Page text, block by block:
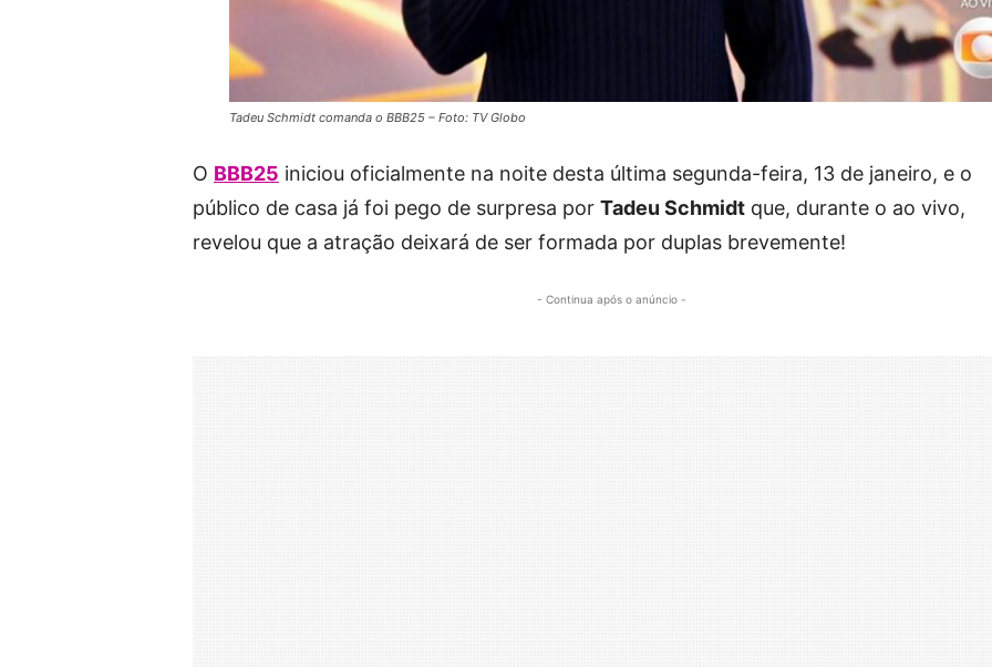
Tadeu Schmidt comanda o BBB25 – Foto: TV Globo
O BBB25 iniciou oficialmente na noite desta última segunda-feira, 13 de janeiro, e o
público de casa já foi pego de surpresa por Tadeu Schmidt que, durante o ao vivo,
revelou que a atração deixará de ser formada por duplas brevemente!
- Continua após o anúncio -